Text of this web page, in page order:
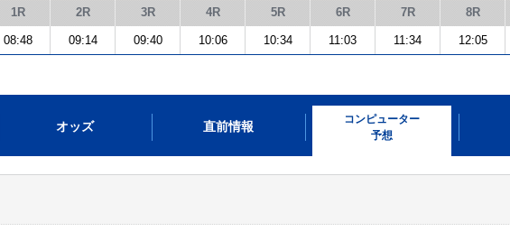
1R 2R 3R 4R 5R 6R 7R 8R
08:48 09:14 09:40 10:06 10:34 11:03 11:34 12:05
オッズ 直前情報
コンピューター
予想